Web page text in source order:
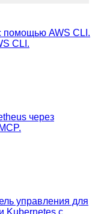
помощью AWS CLI.
CLI.
через
управления для
Kubernetes с